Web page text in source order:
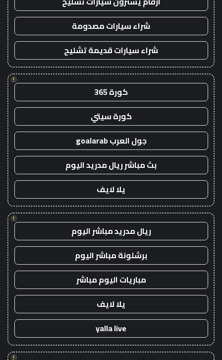
شراء سيارات مصدومة
شراء سيارات قديمة تشليح
!
كورة 365
كورة سيتي
جول العرب goalarab
بث مباشر ريال مدريد اليوم
يلا لايف
!
ريال مدريد مباشر اليوم
برشلونة مباشر اليوم
مباريات اليوم مباشر
يلا لايف
yalla live
!